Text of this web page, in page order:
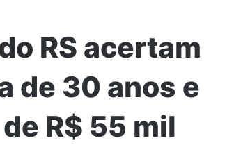
RS acertam
de 30 anos e
R$ 55 mil